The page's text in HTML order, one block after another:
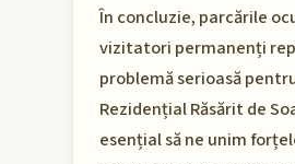
În concluzie, parcările
vizitatori permanenți
problemă serioasă
Rezidențial Răsărit de
esențial să ne unim